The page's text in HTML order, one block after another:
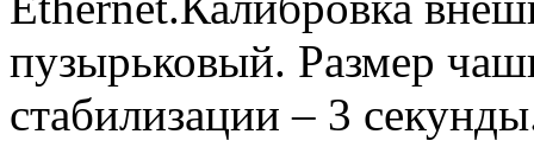
пузырьковый. Размер
стабилизации – 3